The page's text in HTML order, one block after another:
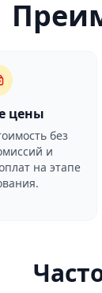
цены
без
и
на этапе